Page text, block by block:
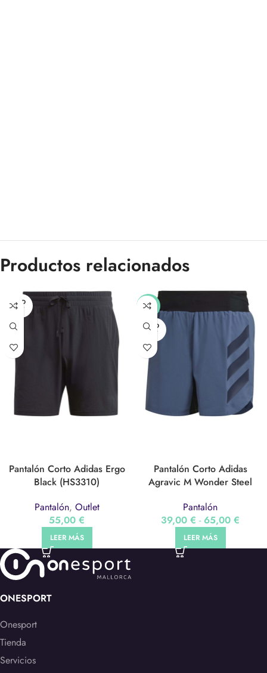
Productos relacionados
SOLD
OUT
Pantalón Corto Adidas Ergo
Black (HS3310)
Pantalón, Outlet
55,00 €
LEER MÁS
-40%
SOLD
OUT
Pantalón Corto Adidas
Agravic M Wonder Steel
Pantalón
39,00 € - 65,00 €
LEER MÁS
ONESPORT
Onesport
Tienda
Servicios